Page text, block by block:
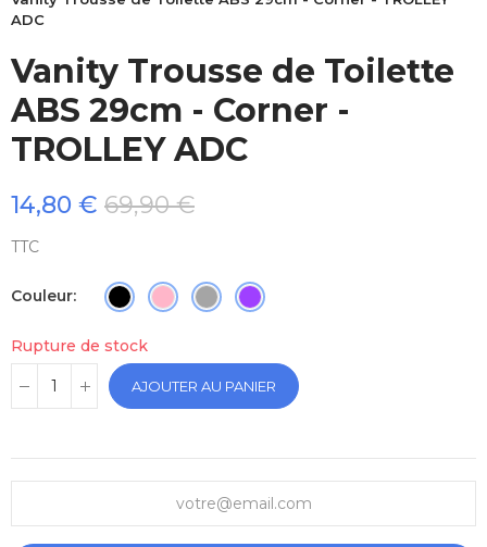
ADC
Vanity Trousse de Toilette
ABS 29cm - Corner -
TROLLEY ADC
14,80 € 69,90 €
TTC
Couleur
Rupture de stock
AJOUTER AU PANIER